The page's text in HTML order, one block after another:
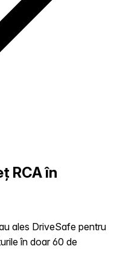
RCA în
ales DriveSafe pentru
în doar 60 de